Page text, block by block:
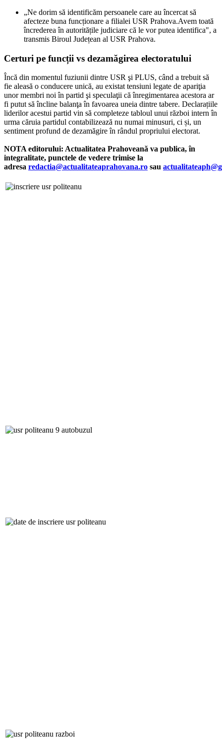
„Ne dorim să identificăm persoanele care au încercat să
afecteze buna funcționare a filialei USR Prahova.Avem toată
încrederea în autoritățile judiciare că le vor putea identifica", a
transmis Biroul Județean al USR Prahova.
Certuri pe funcții vs dezamăgirea electoratului
Încă din momentul fuziunii dintre USR şi PLUS, când a trebuit să
fie aleasă o conducere unică, au existat tensiuni legate de apariţia
unor membri noi în partid şi speculaţii că înregimentarea acestora ar
fi putut să încline balanţa în favoarea uneia dintre tabere. Declarațiile
liderilor acestui partid vin să completeze tabloul unui război intern în
urma căruia partidul contabilizează nu numai minusuri, ci și, un
sentiment profund de dezamăgire în rândul propriului electorat.
NOTA editorului: Actualitatea Prahoveană va publica, în
integralitate, punctele de vedere trimise la
adresa redactia@actualitateaprahovana.ro sau